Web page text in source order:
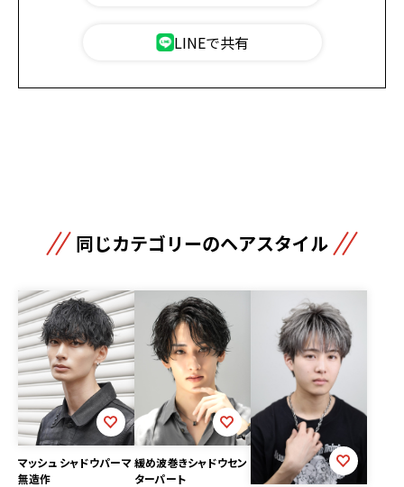
LINEで共有
同じカテゴリーのヘアスタイル
マッシュ シャドウパーマ
無造作
緩め波巻きシャドウセン
ターパート